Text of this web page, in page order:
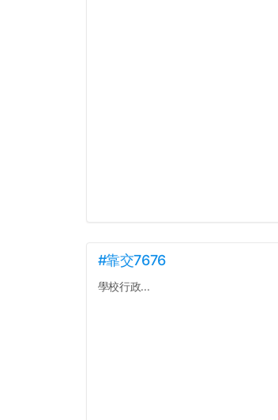
#靠交7676
學校行政...